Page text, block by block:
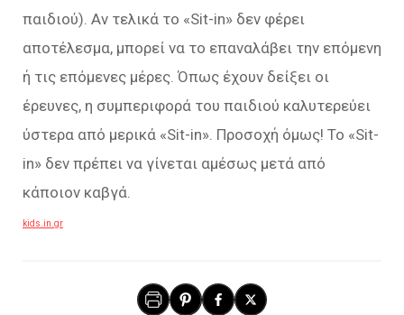
παιδιού). Αν τελικά το «Sit-in» δεν φέρει
αποτέλεσμα, μπορεί να το επαναλάβει την επόμενη
ή τις επόμενες μέρες. Όπως έχουν δείξει οι
έρευνες, η συμπεριφορά του παιδιού καλυτερεύει
ύστερα από μερικά «Sit-in». Προσοχή όμως! Το «Sit-
in» δεν πρέπει να γίνεται αμέσως μετά από
κάποιον καβγά.
kids.in.gr